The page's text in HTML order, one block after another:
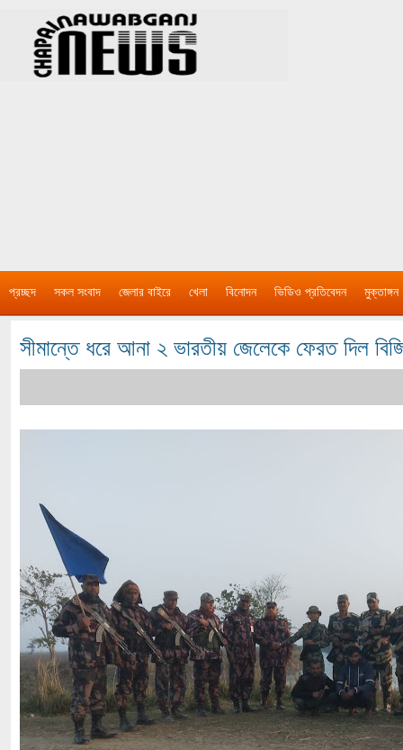
প্রচ্ছদ সকল সংবাদ জেলার বাইরে খেলা বিনোদন ভিডিও প্রতিবেদন মুক্তাঙ্গন
সীমান্তে ধরে আনা ২ ভারতীয় জেলেকে ফেরত দিল